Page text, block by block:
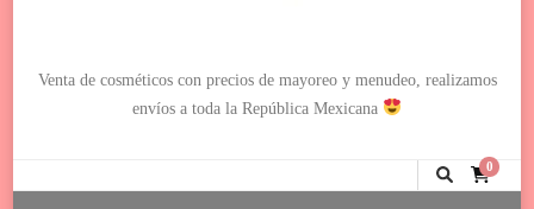
Venta de cosméticos con precios de mayoreo y menudeo, realizamos
envíos a toda la República Mexicana
0